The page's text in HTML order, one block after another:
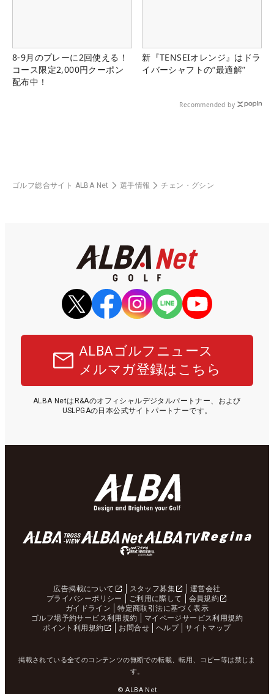
8-9月のプレーに2回使える！
コース限定2,000円クーポン
配布中！
新『TENSEIオレンジ』はドラ
イバーシャフトの“最適解”
Recommended by
ゴルフ総合サイト ALBA Net 選手情報 チェン・グシン
ALBAゴルフニュース
メルマガ登録はこちら
ALBA NetはR&Aのオフィシャルデジタルパートナー、および
USLPGAの日本公式サイトパートナーです。
広告掲載について スタッフ募集
運営会社
プライバシーポリシー
ご利用に際して
会員規約
ガイドライン
特定商取引法に基づく表示
ゴルフ場予約サービス利用規約
マイページサービス利用規約
ポイント利用規約
お問合せ ヘルプ サイトマップ
掲載されている全てのコンテンツの無断での転載、転用、コピー等は禁じま
す。
© ALBA Net